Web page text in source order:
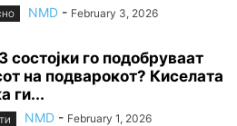
NMD - February 3, 2026
состојки го подобруваат
на подварокот? Киселата
ги...
NMD - February 1, 2026